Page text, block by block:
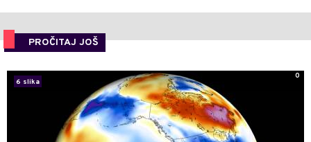
PROČITAJ JOŠ
6 slika
0